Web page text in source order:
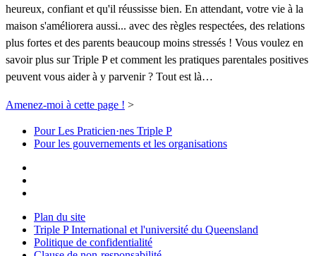
heureux, confiant et qu'il réussisse bien. En attendant, votre vie à la
maison s'améliorera aussi... avec des règles respectées, des relations
plus fortes et des parents beaucoup moins stressés ! Vous voulez en
savoir plus sur Triple P et comment les pratiques parentales positives
peuvent vous aider à y parvenir ? Tout est là…
Amenez-moi à cette page ! >
Pour Les Praticien·nes Triple P
Pour les gouvernements et les organisations
Plan du site
Triple P International et l'université du Queensland
Politique de confidentialité